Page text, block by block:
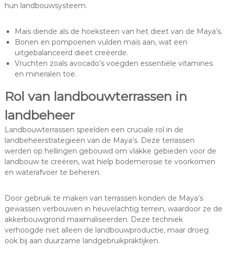
hun landbouwsysteem.
Maïs diende als de hoeksteen van het dieet van de Maya’s.
Bonen en pompoenen vulden maïs aan, wat een
uitgebalanceerd dieet creëerde.
Vruchten zoals avocado’s voegden essentiële vitamines
en mineralen toe.
Rol van landbouwterrassen in
landbeheer
Landbouwterrassen speelden een cruciale rol in de
landbeheerstrategieën van de Maya’s. Deze terrassen
werden op hellingen gebouwd om vlakke gebieden voor de
landbouw te creëren, wat hielp bodemerosie te voorkomen
en waterafvoer te beheren.
Door gebruik te maken van terrassen konden de Maya’s
gewassen verbouwen in heuvelachtig terrein, waardoor ze de
akkerbouwgrond maximaliseerden. Deze techniek
verhoogde niet alleen de landbouwproductie, maar droeg
ook bij aan duurzame landgebruikpraktijken.